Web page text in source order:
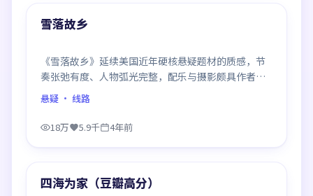
精选
雪落故乡
《雪落故乡》延续美国近年硬核悬疑题材的质感，节
奏张弛有度、人物弧光完整，配乐与摄影颇具作者风
格，是一部值得逐帧细看的诚意之作。
悬疑 · 线路
18万 5.9千 4年前
精选
四海为家（豆瓣高分）